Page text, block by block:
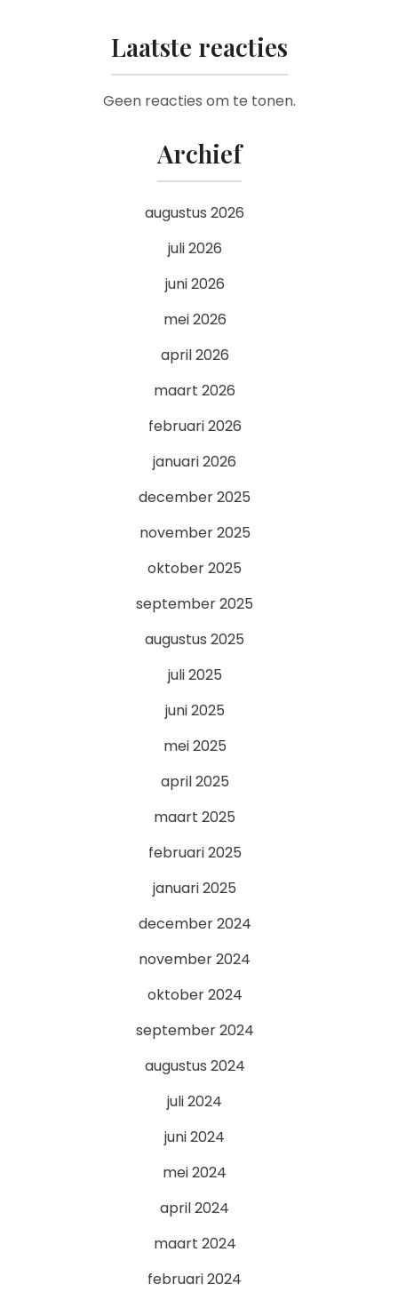
Laatste reacties
Geen reacties om te tonen.
Archief
augustus 2026
juli 2026
juni 2026
mei 2026
april 2026
maart 2026
februari 2026
januari 2026
december 2025
november 2025
oktober 2025
september 2025
augustus 2025
juli 2025
juni 2025
mei 2025
april 2025
maart 2025
februari 2025
januari 2025
december 2024
november 2024
oktober 2024
september 2024
augustus 2024
juli 2024
juni 2024
mei 2024
april 2024
maart 2024
februari 2024